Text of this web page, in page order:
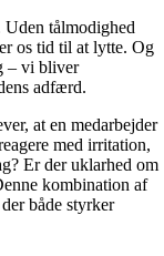
tålmodighed
os tid til at lytte. Og
– vi bliver
adfærd.
at en medarbejder
med irritation,
Er der uklarhed om
kombination af
både styrker